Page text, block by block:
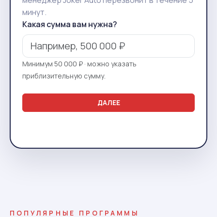
минут.
Какая сумма вам нужна?
Минимум 50 000 ₽ · можно указать
приблизительную сумму.
ДАЛЕЕ
ПОПУЛЯРНЫЕ ПРОГРАММЫ